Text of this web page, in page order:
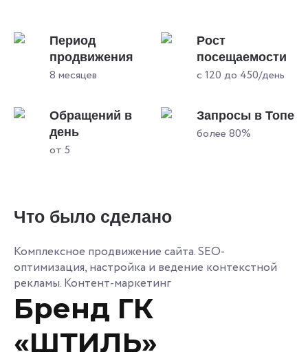
Период
продвижения
8 месяцев
Рост
посещаемости
с 120 до 450/день
Обращений в
день
от 5
Запросы в Топе
более 80%
Что было сделано
Комплексное продвижение сайта. SEO-
оптимизация, настройка и ведение контекстной
рекламы. Контент-маркетинг
Бренд ГК
«ШТИЛЬ»